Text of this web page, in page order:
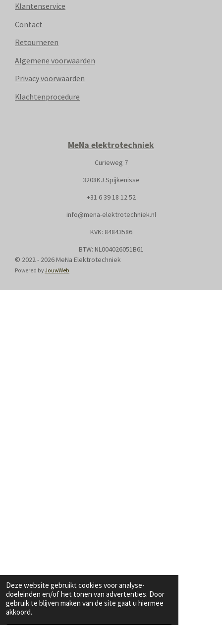
Deze website gebruikt cookies voor analyse-
doeleinden en/of het tonen van advertenties. Door
gebruik te blijven maken van de site gaat u hiermee
akkoord.
Klantenservice
Contact
Retourneren
Algemene voorwaarden
Privacy voorwaarden
Klachtenprocedure
MeNa elektrotechniek
Curieweg 7
3208KJ Spijkenisse
+31 6 39 18 12 52
info@mena-elektrotechniek.nl
KVK: 84843586
BTW: NL004026051B61
© 2022 - 2026 MeNa Elektrotechniek
Powered by JouwWeb